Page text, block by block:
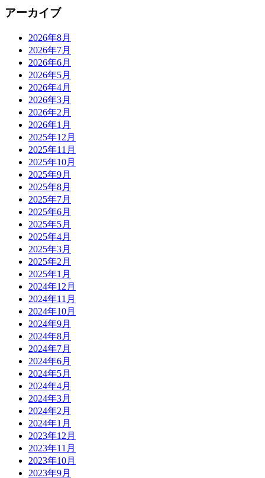
アーカイブ
2026年8月
2026年7月
2026年6月
2026年5月
2026年4月
2026年3月
2026年2月
2026年1月
2025年12月
2025年11月
2025年10月
2025年9月
2025年8月
2025年7月
2025年6月
2025年5月
2025年4月
2025年3月
2025年2月
2025年1月
2024年12月
2024年11月
2024年10月
2024年9月
2024年8月
2024年7月
2024年6月
2024年5月
2024年4月
2024年3月
2024年2月
2024年1月
2023年12月
2023年11月
2023年10月
2023年9月